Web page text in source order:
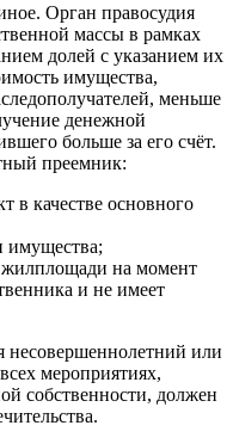
Орган правосудия
массы в рамках
долей с указанием их
имущества,
меньше
денежной
больше за его счёт.
преемник:
в качестве основного
имущества;
жилплощади на момент
и не имеет
несовершеннолетний или
мероприятиях,
собственности, должен